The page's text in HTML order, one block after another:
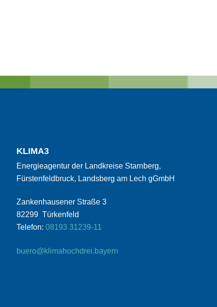
KLIMA3
Energieagentur der Landkreise Starnberg,
Fürstenfeldbruck, Landsberg am Lech gGmbH
Zankenhausener Straße 3
82299 Türkenfeld
Telefon: 08193 31239-11
buero@klimahochdrei.bayern